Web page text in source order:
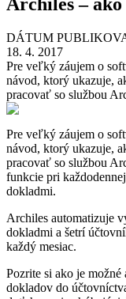
DÁTUM
18. 4. 2017
Pre veľký záujem o
návod, ktorý ukazuje,
pracovať so službou
Pre veľký záujem o
návod, ktorý ukazuje,
pracovať so službou
funkcie pri
dokladmi.
Archiles automatizuje
dokladmi a šetrí
každý mesiac.
Pozrite si ako je
dokladov do